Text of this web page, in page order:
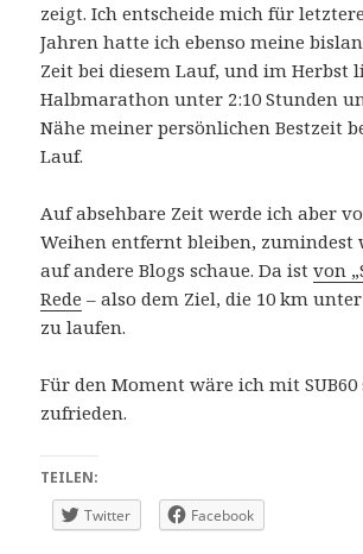
zeigt. Ich entscheide mich für
Jahren hatte ich ebenso meine
Zeit bei diesem Lauf, und im Herbst
Halbmarathon unter 2:10 Stunden
Nähe meiner persönlichen Bestzeit
Lauf.
Auf absehbare Zeit werde ich aber
Weihen entfernt bleiben, zumindest
auf andere Blogs schaue. Da istvon
Rede – also dem Ziel, die 10 km
zu laufen.
Für den Moment wäre ich mit SUB60
zufrieden.
TEILEN:
Twitter
Facebook